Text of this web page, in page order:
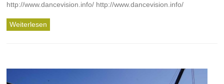
http://www.dancevision.info/ http://www.dancevision.info/
Weiterlesen